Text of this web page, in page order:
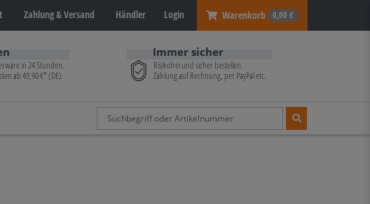
Zahlung & Versand Händler Login Warenkorb 0,00 €
in 24 Stunden.
ab 49,90 €* (DE)
Immer sicher
Risikofrei und sicher bestellen.
Zahlung auf Rechnung, per PayPal etc.